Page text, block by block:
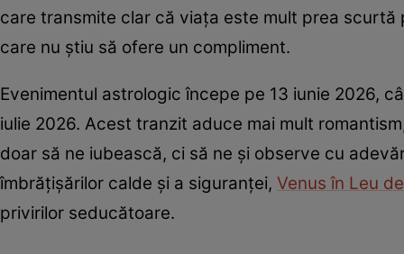
care transmite clar că viața este mult prea
care nu știu să ofere un compliment.
Evenimentul astrologic începe pe 13 iunie 2026,
iulie 2026. Acest tranzit aduce mai mult
doar să ne iubească, ci să ne și observe cu
îmbrățișărilor calde și a siguranței, Venus în Leu
privirilor seducătoare.